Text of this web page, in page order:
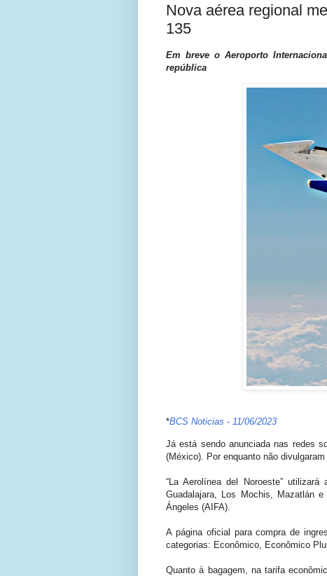
Nova aérea regional
135
Em breve o Aeroporto
república
*BCS Noticias - 11/06/2023
Já está sendo anunciada nas redes
(México). Por enquanto não
“La Aerolínea del Noroeste”
Guadalajara, Los Mochis, Mazatlán
Ángeles (AIFA).
A página oficial para compra de
categorias: Econômico, Econômico
Quanto à bagagem, na tarifa